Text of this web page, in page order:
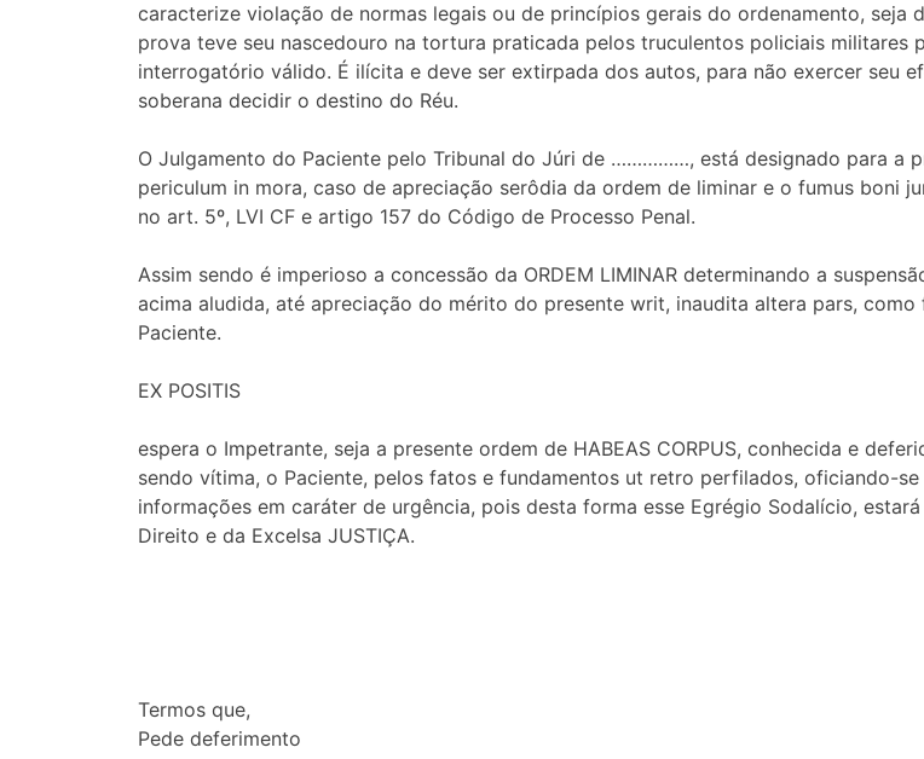
caracterize violação de normas legais ou de princípios gerais do ordenamento, seja
prova teve seu nascedouro na tortura praticada pelos truculentos policiais militares
interrogatório válido. É ilícita e deve ser extirpada dos autos, para não exercer seu
soberana decidir o destino do Réu.
O Julgamento do Paciente pelo Tribunal do Júri de ……………, está designado para
periculum in mora, caso de apreciação serôdia da ordem de liminar e o fumus boni
no art. 5º, LVI CF e artigo 157 do Código de Processo Penal.
Assim sendo é imperioso a concessão da ORDEM LIMINAR determinando a
acima aludida, até apreciação do mérito do presente writ, inaudita altera pars,
Paciente.
EX POSITIS
espera o Impetrante, seja a presente ordem de HABEAS CORPUS, conhecida e
sendo vítima, o Paciente, pelos fatos e fundamentos ut retro perfilados, oficiando-
informações em caráter de urgência, pois desta forma esse Egrégio Sodalício,
Direito e da Excelsa JUSTIÇA.
Termos que,
Pede deferimento